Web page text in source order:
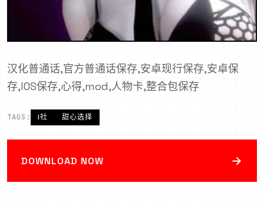
汉化普通话,官方普通话保存,安卓现行保存,安卓保
存,IOS保存,心得,mod,人物卡,整合包保存
TAGS: I社 甜心选择
DOWNLOAD NOW →